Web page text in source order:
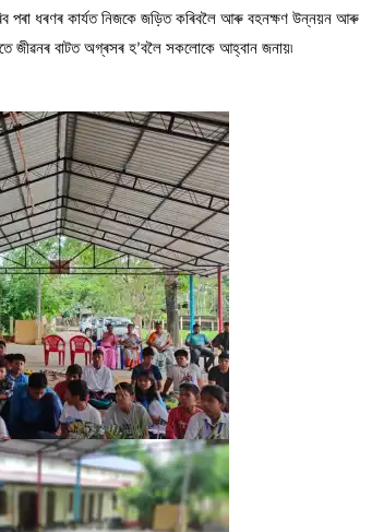
পৰা ধৰণৰ কাৰ্যত নিজকে জড়িত কৰিবলৈ আৰু বহনক্ষণ উন্নয়ন আৰু
জীৱনৰ বাটত অগ্ৰসৰ হ’বলৈ সকলোকে আহ্বান জনায়৷